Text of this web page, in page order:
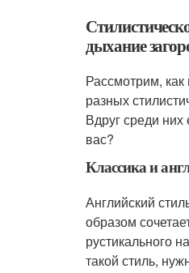
дыхание
Рассмотрим, как
разных
Вдруг среди
вас?
Классика и
Английский
образом
рустикального
такой стиль,